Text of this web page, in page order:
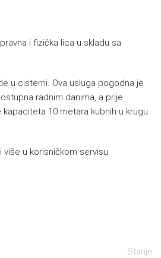
i fizička lica u skladu sa
u cisterni. Ova usluga pogodna je
radnim danima, a prije
10 metara kubnih u krugu
više u korisničkom servisu
Starije